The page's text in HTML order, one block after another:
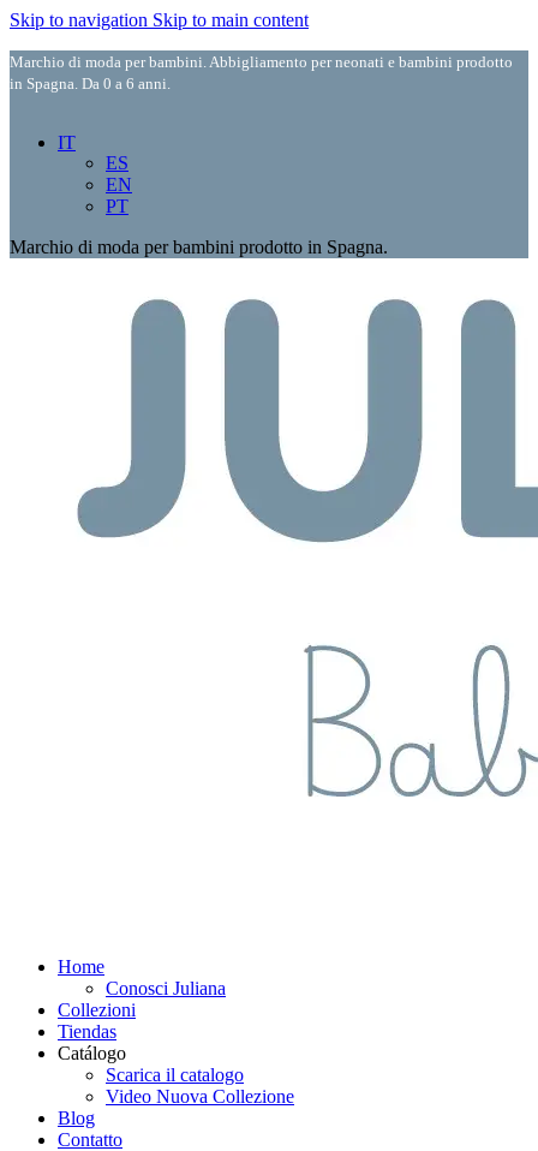
Skip to navigation Skip to main content
Marchio di moda per bambini. Abbigliamento per neonati e bambini prodotto
in Spagna. Da 0 a 6 anni.
IT
ES
EN
PT
Marchio di moda per bambini prodotto in Spagna.
Home
Conosci Juliana
Collezioni
Tiendas
Catálogo
Scarica il catalogo
Video Nuova Collezione
Blog
Contatto